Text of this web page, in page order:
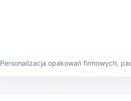
Personalizacja opakowań firmowych,